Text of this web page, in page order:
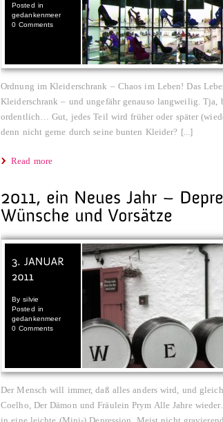
Posted in
gedankenmeer
0 Comments
Ordnung im Kleiderschrank – Chaos im Leben! Das
Kleiderschrank – und ungefähr genauso langweilig.
ordentlich… Gut, jedes Teil wird früher oder später
denn nicht gerne durch seine bunten Kleider? [...]
Read more
Bysilvie
Posted in
gedankenmeer
0 Comments
Der Mensch will immer, daß alles anders wird, und
Coelho, Der Dämon und Fräulein Prym Alle Jahre